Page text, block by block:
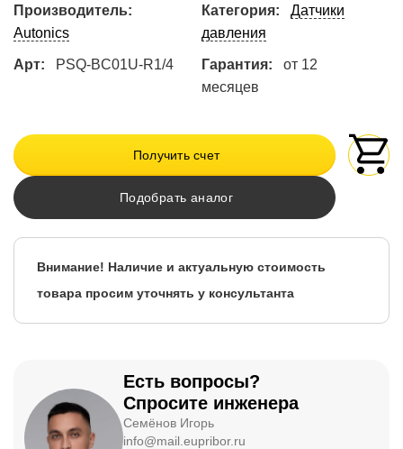
Производитель:
Autonics
Категория:
Датчики
давления
Арт: PSQ-BC01U-R1/4 Гарантия:
от 12
месяцев
Получить счет
Подобрать аналог
Внимание! Наличие и актуальную стоимость
товара просим уточнять у консультанта
Есть вопросы?
Спросите инженера
Семёнов Игорь
info@mail.eupribor.ru